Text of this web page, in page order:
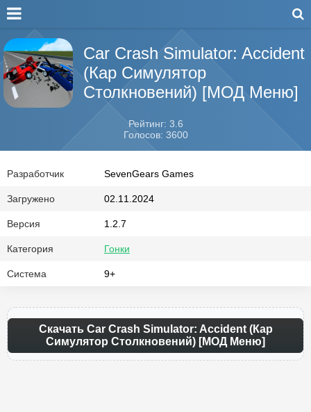
Car Crash Simulator: Accident
(Кар Симулятор
Столкновений) [МОД Меню]
Рейтинг: 3.6
Голосов: 3600
Разработчик SevenGears Games
Загружено 02.11.2024
Версия 1.2.7
Категория Гонки
Система 9+
Скачать Car Crash Simulator: Accident (Кар
Симулятор Столкновений) [МОД Меню]